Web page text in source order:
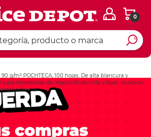
0
g/m² POCHTECA, 100 hojas. De alta blancura y
para impresoras de inyección de tinta y láser. Acabado
Ingresar Codigo